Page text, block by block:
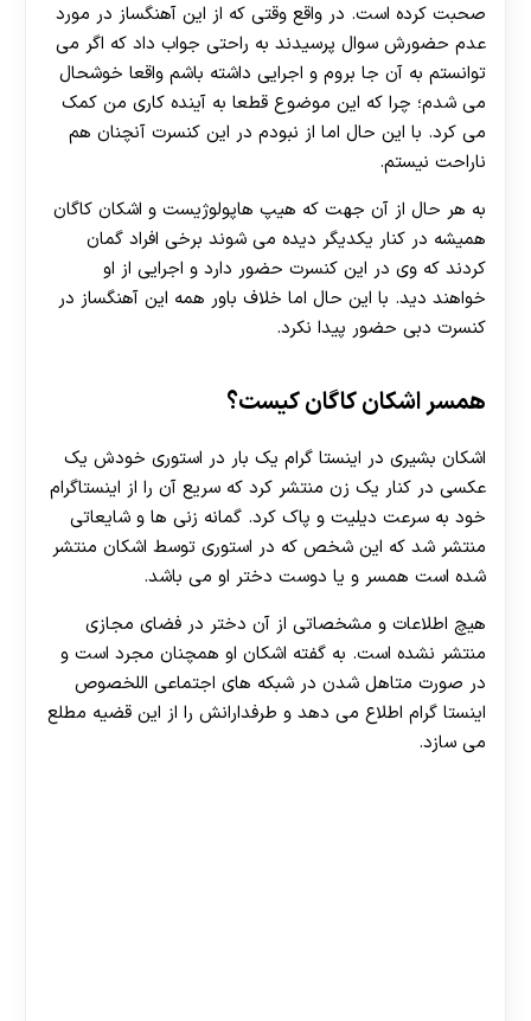
صحبت کرده است. در واقع وقتی که از این آهنگساز در مورد
عدم حضورش سوال پرسیدند به راحتی جواب داد که اگر می
توانستم به آن جا بروم و اجرایی داشته باشم واقعا خوشحال
می شدم؛ چرا که این موضوع قطعا به آینده کاری من کمک
می کرد. با این حال اما از نبودم در این کنسرت آنچنان هم
ناراحت نیستم.
به هر حال از آن جهت که هیپ هاپولوژیست و اشکان کاگان
همیشه در کنار یکدیگر دیده می شوند برخی افراد گمان
کردند که وی در این کنسرت حضور دارد و اجرایی از او
خواهند دید. با این حال اما خلاف باور همه این آهنگساز در
کنسرت دبی حضور پیدا نکرد.
همسر اشکان کاگان کیست؟
اشکان بشیری در اینستا گرام یک بار در استوری خودش یک
عکسی در کنار یک زن منتشر کرد که سریع آن را از اینستاگرام
خود به سرعت دیلیت و پاک کرد. گمانه زنی ها و شایعاتی
منتشر شد که این شخص که در استوری توسط اشکان منتشر
شده است همسر و یا دوست دختر او می باشد.
هیچ اطلاعات و مشخصاتی از آن دختر در فضای مجازی
منتشر نشده است. به گفته اشکان او همچنان مجرد است و
در صورت متاهل شدن در شبکه های اجتماعی اللخصوص
اینستا گرام اطلاع می دهد و طرفدارانش را از این قضیه مطلع
می سازد.